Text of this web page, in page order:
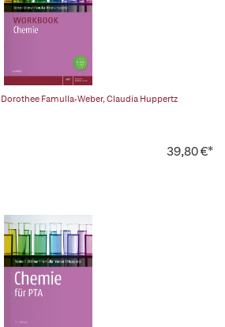
Dorothee Famulla-Weber,Claudia Huppertz
39,80 €*